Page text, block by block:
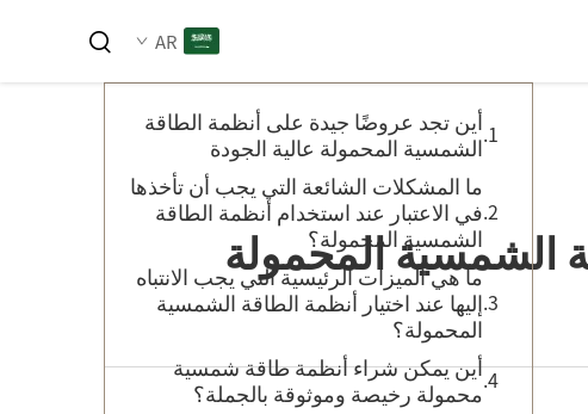
AR
الشمسية المحمولة
أين تجد عروضًا جيدة على أنظمة الطاقة
الشمسية المحمولة عالية الجودة
ما المشكلات الشائعة التي يجب أن تأخذها
في الاعتبار عند استخدام أنظمة الطاقة
الشمسية المحمولة؟
ما هي الميزات الرئيسية التي يجب الانتباه
إليها عند اختيار أنظمة الطاقة الشمسية
المحمولة؟
أين يمكن شراء أنظمة طاقة شمسية
محمولة رخيصة وموثوقة بالجملة؟